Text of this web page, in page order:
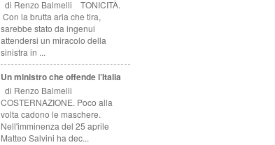
di Renzo Balmelli TONICITÀ.
Con la brutta aria che tira,
sarebbe stato da ingenui
attendersi un miracolo della
sinistra in ...
Un ministro che offende l’Italia
di Renzo Balmelli
COSTERNAZIONE. Poco alla
volta cadono le maschere.
Nell'imminenza del 25 aprile
Matteo Salvini ha dec...